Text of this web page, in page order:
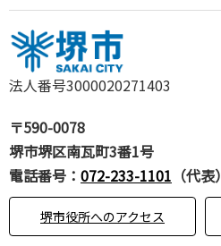
法人番号3000020271403
〒590-0078
堺市堺区南瓦町3番1号
電話番号： 072-233-1101 （代表）
堺市役所へのアクセス